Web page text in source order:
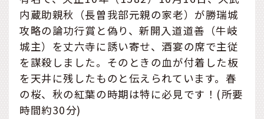
内蔵助親秋（長曽我部元親の家老）が勝瑞城
攻略の論功行賞と偽り、新開入道道善（牛岐
城主）を丈六寺に誘い寄せ、酒宴の席で主従
を謀殺しました。そのときの血が付着した板
を天井に残したものと伝えられています。春
の桜、秋の紅葉の時期は特に必見です！(所要
時間約30分)